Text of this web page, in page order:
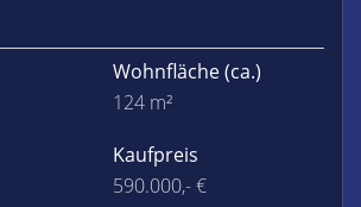
Wohnfläche(ca.)
124 m²
Kaufpreis
590.000,- €